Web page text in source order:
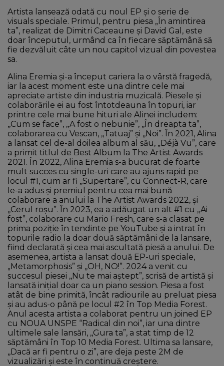
Artista lansează odată cu noul EP și o serie de
visuals speciale. Primul, pentru piesa „În amintirea
ta”, realizat de Dimitri Caceaune și David Gal, este
doar începutul, urmând ca în fiecare săptămână să
fie dezvăluit câte un nou capitol vizual din povestea
sa.
Alina Eremia și-a început cariera la o vârstă fragedă,
iar la acest moment este una dintre cele mai
apreciate artiste din industria muzicală. Piesele și
colaborările ei au fost întotdeauna în topuri, iar
printre cele mai bune hituri ale Alinei includem:
,,Cum se face”, ,,A fost o nebunie”, ,,În dreapta ta”,
colaborarea cu Vescan, ,,Tatuaj” și ,,Noi”. În 2021, Alina
a lansat cel de-al doilea album al său, „Déjà Vu”, care
a primit titlul de Best Album la The Artist Awards
2021. În 2022, Alina Eremia s-a bucurat de foarte
mult succes cu single-uri care au ajuns rapid pe
locul #1, cum ar fi ,,Supertare”, cu Connect-R, care
le-a adus și premiul pentru cea mai bună
colaborare a anului la The Artist Awards 2022, și
,,Cerul roșu”. În 2023, ea a adăugat un alt #1 cu ,,Ai
fost”, colaborare cu Mario Fresh, care s-a clasat pe
prima poziție în tendinte pe YouTube și a intrat în
topurile radio la doar două săptămâni de la lansare,
fiind declarată și cea mai ascultată piesă a anului. De
asemenea, artista a lansat două EP-uri speciale,
„Metamorphosis” și ,,OH, NO!”. 2024 a venit cu
succesul piesei ,,Nu te mai aștept”, scrisă de artistă și
lansată inițial doar ca un piano session. Piesa a fost
atât de bine primită, încât radiourile au preluat piesa
și au adus-o până pe locul #2 în Top Media Forest.
Anul acesta artista a colaborat pentru un joined EP
cu NOUA UNSPE “Radical din noi”, iar una dintre
ultimele sale lansări, ,,Gura ta”, a stat timp de 12
săptămâni în Top 10 Media Forest. Ultima sa lansare,
,,Dacă ar fi pentru o zi”, are deja peste 2M de
vizualizări și este în continuă creștere.